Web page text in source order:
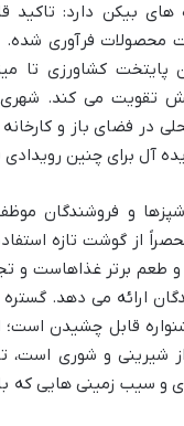
بیکن دارد: تاکید
محصولات فرآوری شده.
تقویت می کند.
در فضای باز و
آل برای چنین رویدادی
و فروشندگان
از گوشت تازه
طعم برتر غذاهاست و
ارائه می دهد.
قابل چشیدن است؛
از شیرینی و شوری است،
و سیب زمینی هایی که